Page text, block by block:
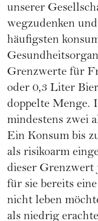
unserer
wegzudenken
häufigsten
Grenzwerte für
oder 0,3 Liter
doppelte Menge.
mindestens zwei
Ein Konsum bis
als risikoarm
dieser Grenzwert
für sie bereits
nicht leben
als niedrig